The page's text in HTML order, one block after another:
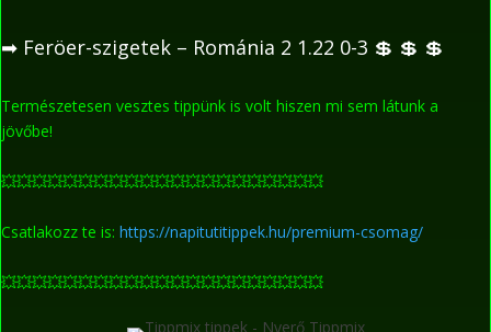
➡ Feröer-szigetek – Románia 2 1.22 0-3 💲 💲 💲
Természetesen vesztes tippünk is volt hiszen mi sem látunk a
jövőbe!
💥💥💥💥💥💥💥💥💥💥💥💥💥💥💥💥💥💥💥💥💥
Csatlakozz te is: https://napitutitippek.hu/premium-csomag/
💥💥💥💥💥💥💥💥💥💥💥💥💥💥💥💥💥💥💥💥💥